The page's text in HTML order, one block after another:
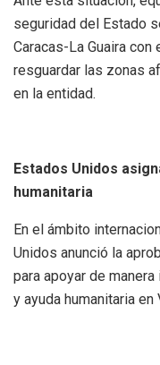
seguridad del Estado
Caracas-La Guaira
resguardar las zonas
en la entidad.
Estados Unidos
humanitaria
En el ámbito
Unidos anunció la
para apoyar de
y ayuda humanitaria en